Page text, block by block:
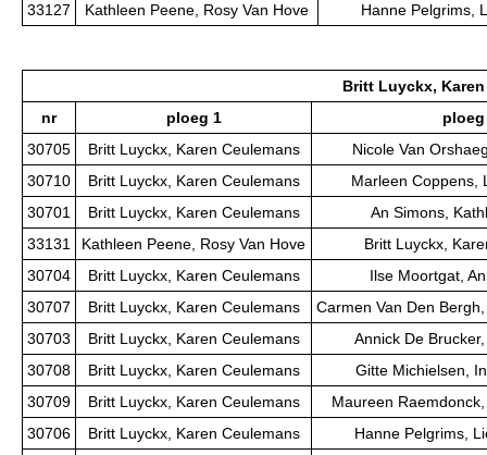
33127
Kathleen Peene, Rosy Van Hove Hanne Pelgrims,
Britt Luyckx,
nr
ploeg 1
ploeg
30705
Britt Luyckx, Karen Ceulemans
Nicole Van
30710
Britt Luyckx, Karen Ceulemans
Marleen Coppens,
30701
Britt Luyckx, Karen Ceulemans
An Simons,
33131
Kathleen Peene, Rosy Van Hove
Britt Luyckx,
30704
Britt Luyckx, Karen Ceulemans
Ilse Moortgat,
30707
Britt Luyckx, Karen Ceulemans
Carmen Van Den
30703
Britt Luyckx, Karen Ceulemans
Annick De
30708
Britt Luyckx, Karen Ceulemans
Gitte Michielsen,
30709
Britt Luyckx, Karen Ceulemans
Maureen
30706
Britt Luyckx, Karen Ceulemans
Hanne Pelgrims,